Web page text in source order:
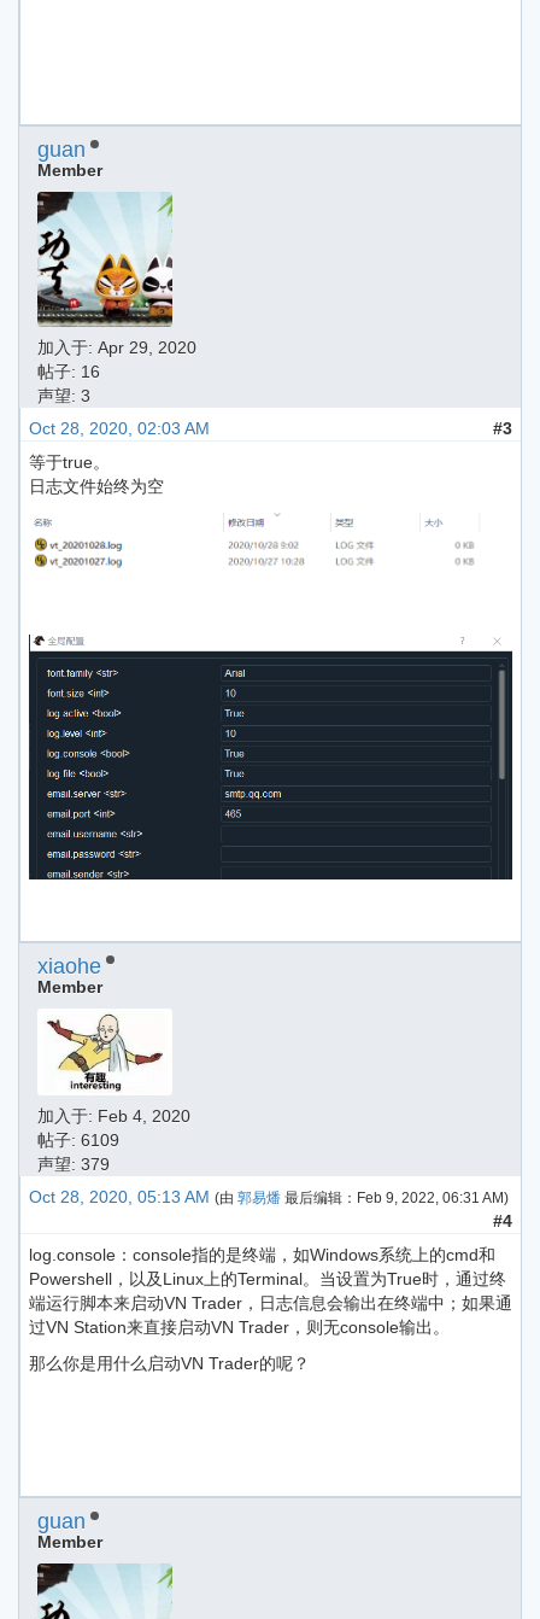
guan
Member
加入于: Apr 29, 2020
帖子: 16
声望: 3
Oct 28, 2020, 02:03 AM
#3
等于true。
日志文件始终为空
xiaohe
Member
加入于: Feb 4, 2020
帖子: 6109
声望: 379
Oct 28, 2020, 05:13 AM (由 郭易燔 最后编辑： Feb 9, 2022, 06:31 AM)
#4
log.console：console指的是终端，如Windows系统上的cmd和
Powershell，以及Linux上的Terminal。当设置为True时，通过终
端运行脚本来启动VN Trader，日志信息会输出在终端中；如果通
过VN Station来直接启动VN Trader，则无console输出。
那么你是用什么启动VN Trader的呢？
guan
Member